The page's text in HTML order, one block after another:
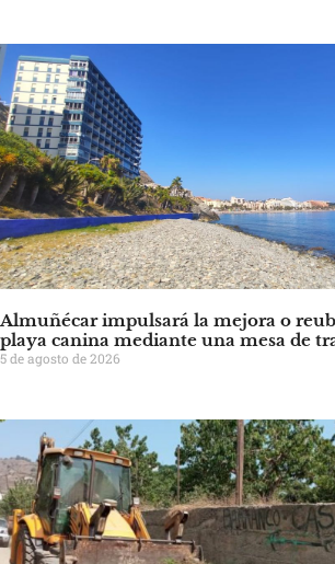
Almuñécar impulsará la mejora o
playa canina mediante una mesa de
5 de agosto de 2026